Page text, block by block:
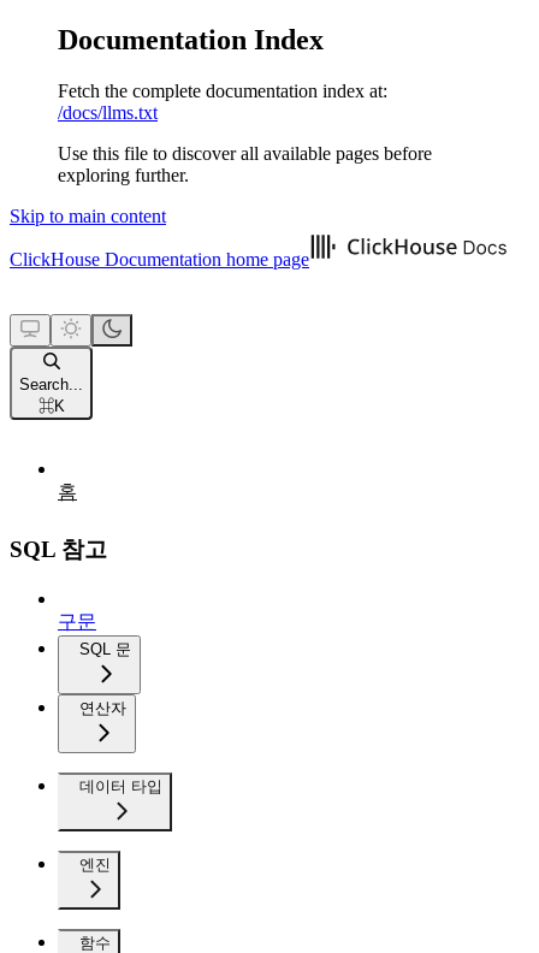
Documentation Index
Fetch the complete documentation index at:
/docs/llms.txt
Use this file to discover all available pages before
exploring further.
Skip to main content
ClickHouse Documentation home page
Search...
⌘K
홈
SQL 참고
구문
SQL 문
연산자
데이터 타입
엔진
함수